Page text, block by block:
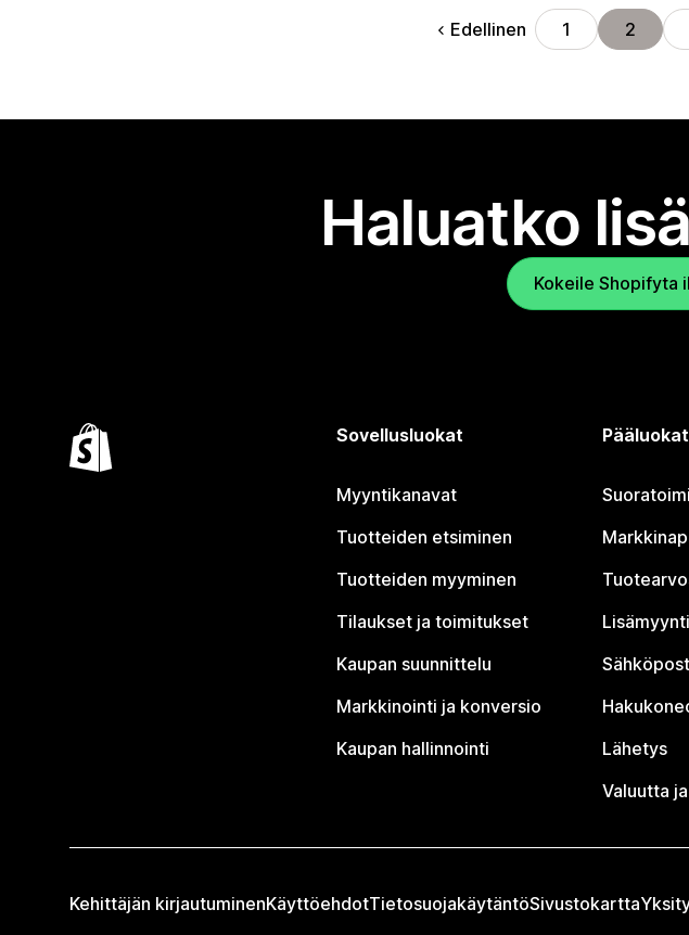
Edellinen 1 2
Haluatko
Kokeile Shopifyta
Sovellusluokat
Myyntikanavat
Tuotteiden etsiminen
Tuotteiden myyminen
Tilaukset ja toimitukset
Kaupan suunnittelu
Markkinointi ja konversio
Kaupan hallinnointi
Pääluokat
Lähetys
Valuutta
Kehittäjän kirjautuminenKäyttöehdotTietosuojakäytäntöSivustokartta